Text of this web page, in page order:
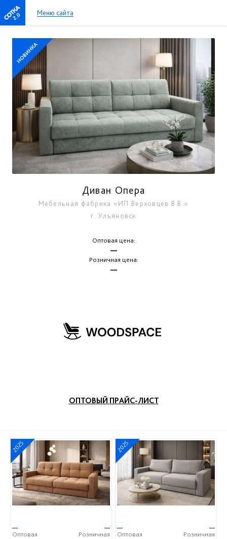
2.0 Меню сайта
Диван Опера
Мебельная фабрика «ИП Верховцев В.В.»
г. Ульяновск
Оптовая цена:
—
Розничная цена:
—
ОПТОВЫЙ ПРАЙС-ЛИСТ
2025
—
Оптовая
—
Розничная
2025
—
Оптовая
—
Розничная